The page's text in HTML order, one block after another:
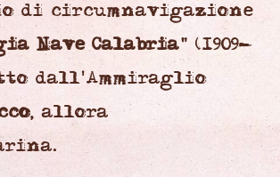
di circumnavigazione
Nave Calabria" (1909-
dall'Ammiraglio
, allora